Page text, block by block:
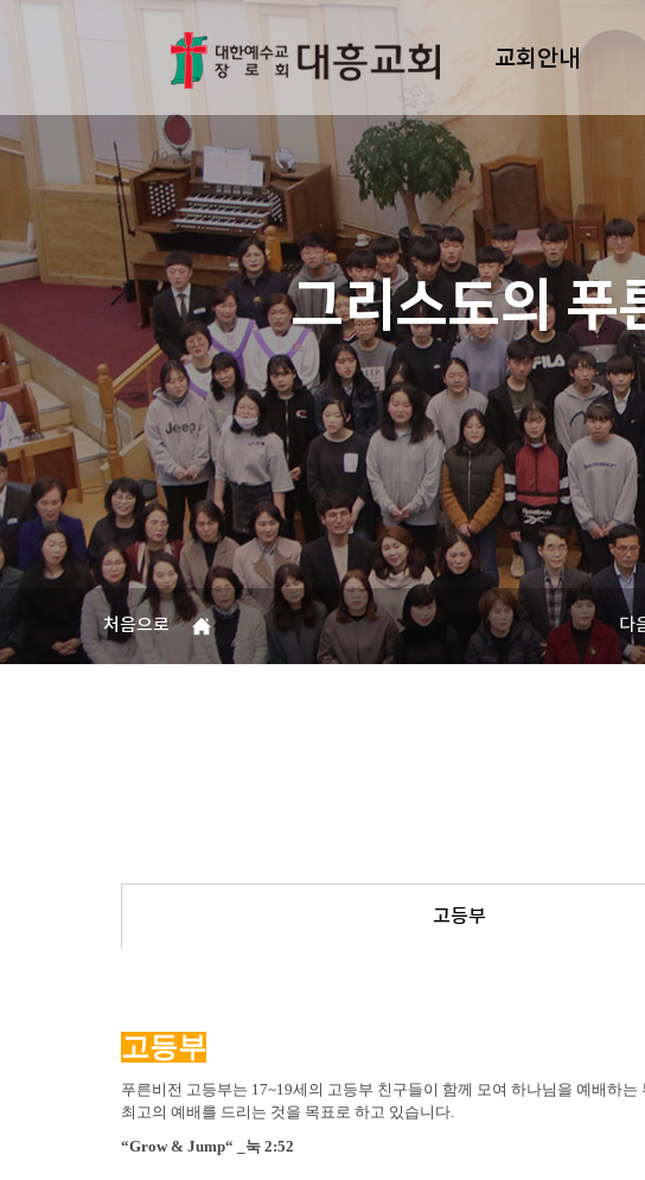
교회안내
그리스도의 푸
처음으로 다
고등부
고등부
푸른비전 고등부는 17~19세의 고등부 친구들이 함께 모여 하나님을 예배하
최고의 예배를 드리는 것을 목표로 하고 있습니다.
“Grow & Jump“ _눅 2:52